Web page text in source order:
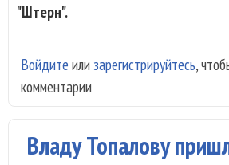
"Штерн".
Войдите или зарегистрируйтесь,
комментарии
Владу Топалову